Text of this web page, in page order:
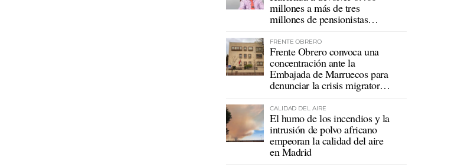
millones a más de tres
millones de pensionistas
FRENTE OBRERO
Frente Obrero convoca una
concentración ante la
Embajada de Marruecos para
denunciar la crisis migratoria
CALIDAD DEL AIRE
El humo de los incendios y la
intrusión de polvo africano
empeoran la calidad del aire
en Madrid